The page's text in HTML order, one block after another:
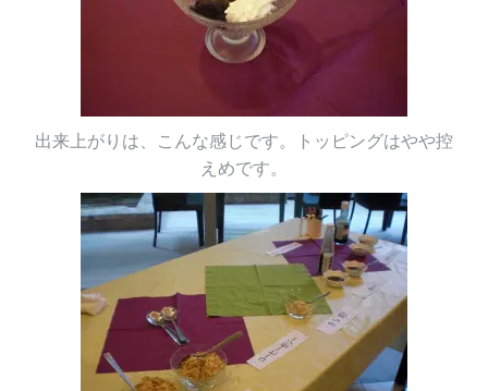
出来上がりは、こんな感じです。トッピングはやや控
えめです。